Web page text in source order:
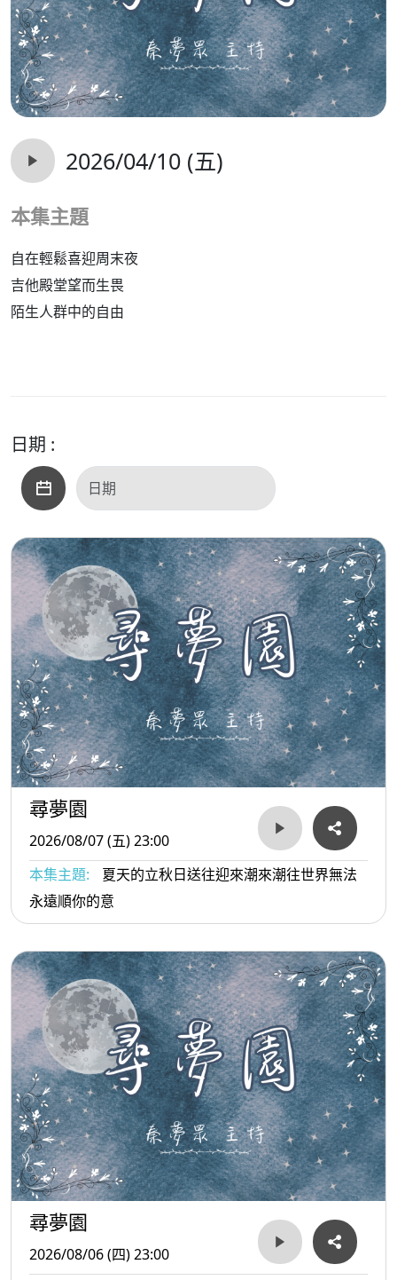
2026/04/10 (五)
本集主題
自在輕鬆喜迎周末夜
吉他殿堂望而生畏
陌生人群中的自由
日期 :
尋夢園
2026/08/07 (五) 23:00
本集主題:
夏天的立秋日送往迎來潮來潮往世界無法
永遠順你的意
尋夢園
2026/08/06 (四) 23:00